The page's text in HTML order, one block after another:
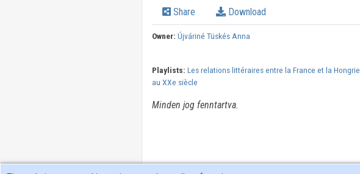
Share Download
Owner: Újváriné Tüskés Anna
Playlists: Les relations littéraires entre la France et la Hongrie
au XXe siècle
Minden jog fenntartva.